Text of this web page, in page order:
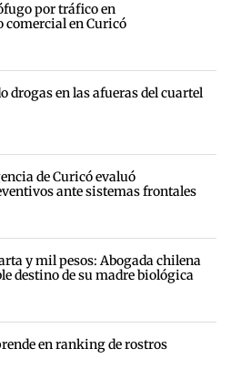
por tráfico en
comercial en Curicó
drogas en las afueras del cuartel
de Curicó evaluó
ante sistemas frontales
y mil pesos: Abogada chilena
destino de su madre biológica
en ranking de rostros